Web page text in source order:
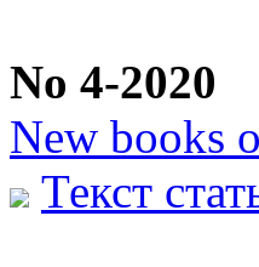
No 4-2020
New books
Текст